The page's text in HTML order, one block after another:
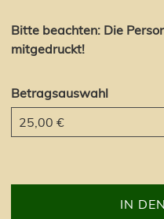
Bitte beachten: Die
mitgedruckt!
Betragsauswahl
IN